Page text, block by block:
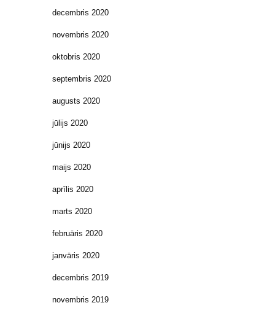
decembris 2020
novembris 2020
oktobris 2020
septembris 2020
augusts 2020
jūlijs 2020
jūnijs 2020
maijs 2020
aprīlis 2020
marts 2020
februāris 2020
janvāris 2020
decembris 2019
novembris 2019